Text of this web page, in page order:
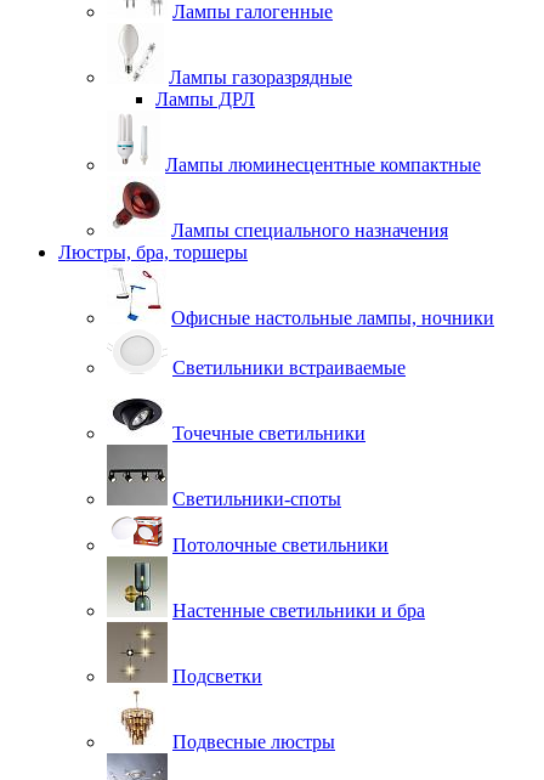
Лампы галогенные
Лампы газоразрядные
Лампы ДРЛ
Лампы люминесцентные компактные
Лампы специального назначения
Люстры, бра, торшеры
Офисные настольные лампы, ночники
Светильники встраиваемые
Точечные светильники
Светильники-споты
Потолочные светильники
Настенные светильники и бра
Подсветки
Подвесные люстры